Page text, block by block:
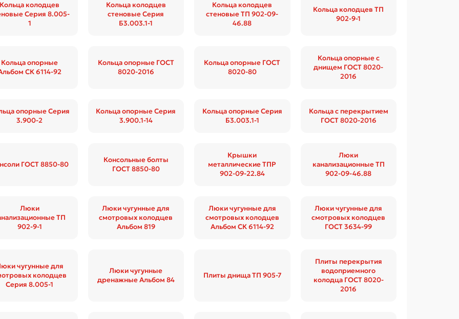
Кольца колодцев
Серия 8.005-
1
Кольца колодцев
стеновые Серия
Б3.003.1-1
Кольца колодцев
стеновые ТП 902-09-
46.88
Кольца колодцев ТП
902-9-1
Кольца опорные
СК 6114-92
Кольца опорные ГОСТ
8020-2016
Кольца опорные ГОСТ
8020-80
Кольца опорные с
днищем ГОСТ 8020-
2016
опорные Серия
3.900-2
Кольца опорные Серия
3.900.1-14
Кольца опорные Серия
Б3.003.1-1
Кольца с перекрытием
ГОСТ 8020-2016
ГОСТ 8850-80
Консольные болты
ГОСТ 8850-80
Крышки
металлические ТПР
902-09-22.84
Люки
канализационные ТП
902-09-46.88
Люки
ТП
902-9-1
Люки чугунные для
смотровых колодцев
Альбом 819
Люки чугунные для
смотровых колодцев
Альбом СК 6114-92
Люки чугунные для
смотровых колодцев
ГОСТ 3634-99
чугунные для
колодцев
Серия 8.005-1
Люки чугунные
дренажные Альбом 84
Плиты днища ТП 905-7
Плиты перекрытия
водоприемного
колодца ГОСТ 8020-
2016